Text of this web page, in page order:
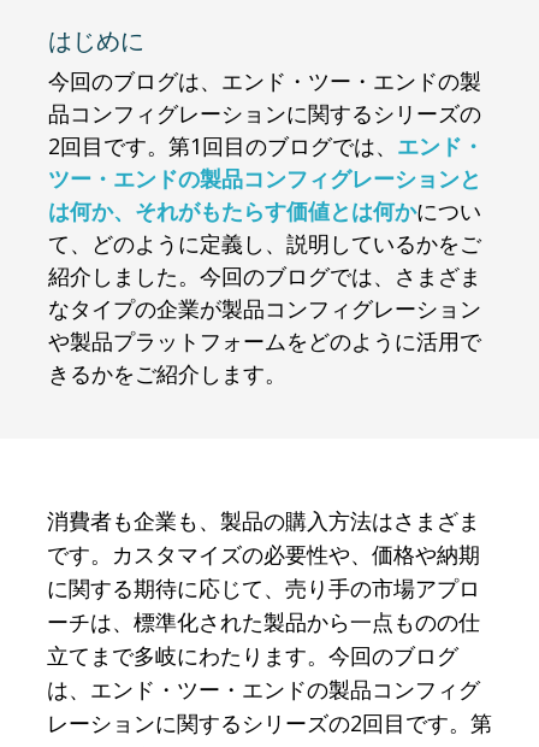
はじめに
今回のブログは、エンド・ツー・エンドの製
品コンフィグレーションに関するシリーズの
2回目です。第1回目のブログでは、 エンド・
ツー・エンドの製品コンフィグレーションと
は何か、それがもたらす価値とは何かについ
て、どのように定義し、説明しているかをご
紹介しました。今回のブログでは、さまざま
なタイプの企業が製品コンフィグレーション
や製品プラットフォームをどのように活用で
きるかをご紹介します。
消費者も企業も、製品の購入方法はさまざま
です。カスタマイズの必要性や、価格や納期
に関する期待に応じて、売り手の市場アプロ
ーチは、標準化された製品から一点ものの仕
立てまで多岐にわたります。 今回のブログ
は、エンド・ツー・エンドの製品コンフィグ
レーションに関するシリーズの2回目です。第